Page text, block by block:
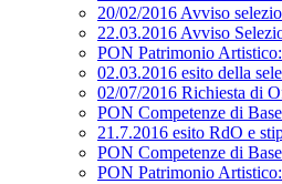
20/02/2016 Avviso
22.03.2016 Avviso
PON Patrimonio
02.03.2016 esito della
02/07/2016 Richiesta di
PON Competenze di
21.7.2016 esito RdO e
PON Competenze di
PON Patrimonio